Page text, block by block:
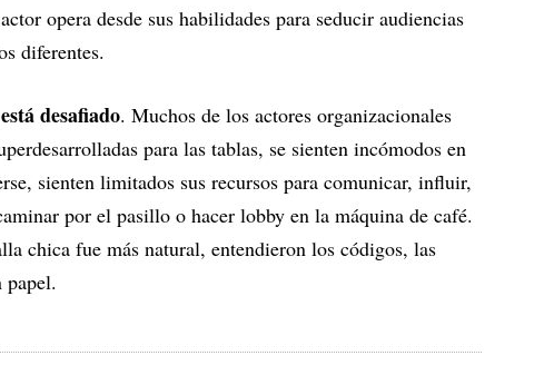
opera desde sus habilidades para seducir audiencias
diferentes.
desafiado. Muchos de los actores organizacionales
para las tablas, se sienten incómodos en
sienten limitados sus recursos para comunicar, influir,
por el pasillo o hacer lobby en la máquina de café.
chica fue más natural, entendieron los códigos, las